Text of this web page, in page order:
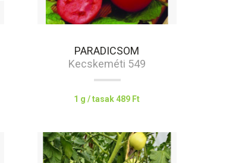
PARADICSOM
Kecskeméti 549
1 g / tasak 489 Ft